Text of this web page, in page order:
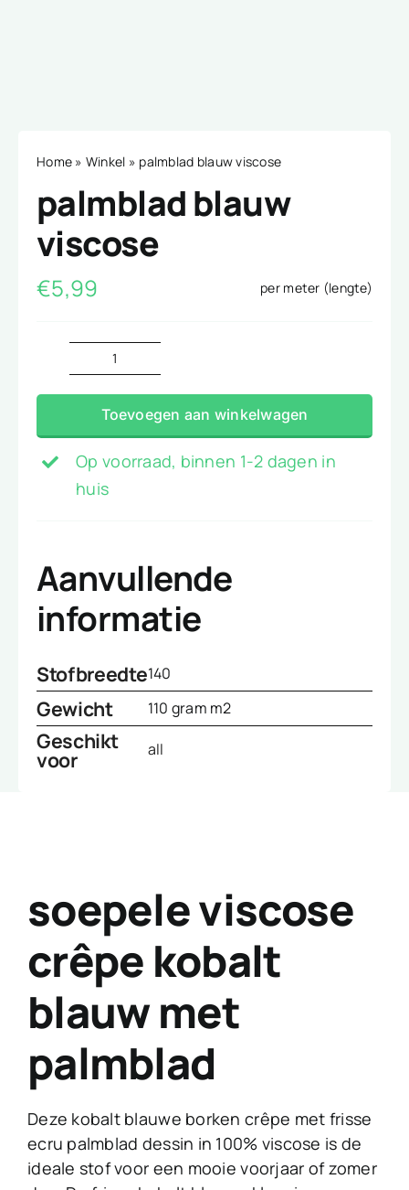
Home » Winkel » palmblad blauw viscose
palmblad blauw
viscose
€5,99 per meter (lengte)
palmblad
blauw
viscose
aantal
Toevoegen aan winkelwagen
Op voorraad, binnen 1-2 dagen in
huis
Aanvullende
informatie
Stofbreedte140
Gewicht 110 gram m2
Geschikt
voor all
soepele viscose
crêpe kobalt
blauw met
palmblad
Deze kobalt blauwe borken crêpe met frisse
ecru palmblad dessin in 100% viscose is de
ideale stof voor een mooie voorjaar of zomer